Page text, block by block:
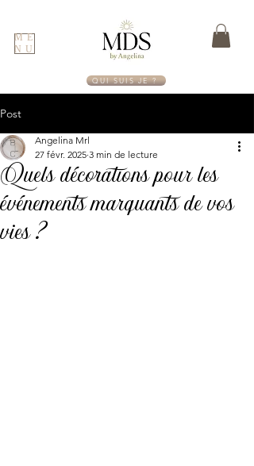
ME
NU
QUI SUIS JE ?
Post
Quels décorations pour les
événements marquants de vos
vies ?
Angelina Mrl
27 févr. 2025 3 min de lecture